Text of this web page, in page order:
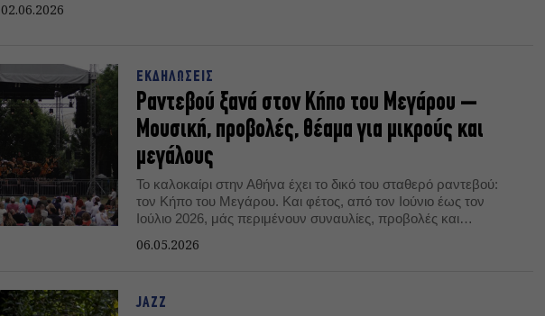
02.06.2026
ΕΚΔΗΛΩΣΕΙΣ
Ραντεβού ξανά στον Κήπο του Μεγάρου –
Μουσική, προβολές, θέαμα για μικρούς και
μεγάλους
Το καλοκαίρι στην Αθήνα έχει το δικό του σταθερό ραντεβού:
τον Κήπο του Μεγάρου. Και φέτος, από τον Ιούνιο έως τον
Ιούλιο 2026, μάς περιμένουν συναυλίες, προβολές και
γεμάτο ρυθμό, εικόνες και καλοκαιρινή διάθεση.
06.05.2026
JAZZ